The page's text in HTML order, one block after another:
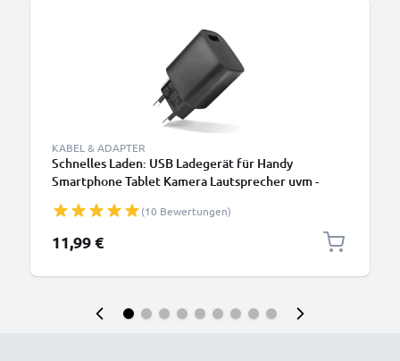
KABEL & ADAPTER
Schnelles Laden: USB Ladegerät für Handy
Smartphone Tablet Kamera Lautsprecher uvm -
Ladestecker / USB Lader
(10 Bewertungen)
11,99 €